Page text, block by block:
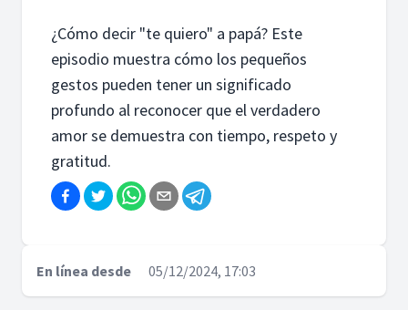
¿Cómo decir "te quiero" a papá? Este
episodio muestra cómo los pequeños
gestos pueden tener un significado
profundo al reconocer que el verdadero
amor se demuestra con tiempo, respeto y
gratitud.
En línea desde 05/12/2024, 17:03